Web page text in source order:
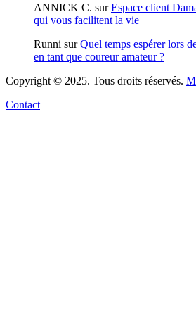
ANNICK C. surEspace client
qui vous facilitent la vie
Runni surQuel temps espérer lors
en tant que coureur amateur ?
Copyright © 2025. Tous droits réservés.
Contact